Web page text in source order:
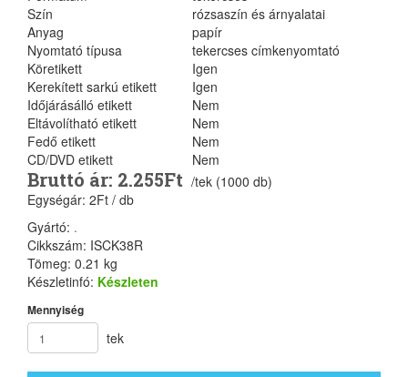
Szín
rózsaszín és árnyalatai
Anyag
papír
Nyomtató típusa
tekercses címkenyomtató
Köretikett
Igen
Kerekített sarkú etikett
Igen
Időjárásálló etikett
Nem
Eltávolítható etikett
Nem
Fedő etikett
Nem
CD/DVD etikett
Nem
Bruttó ár: 2.255Ft /tek (1000 db)
Egységár: 2Ft / db
Gyártó: .
Cikkszám: ISCK38R
Tömeg: 0.21 kg
Készletinfó: Készleten
Mennyiség
tek